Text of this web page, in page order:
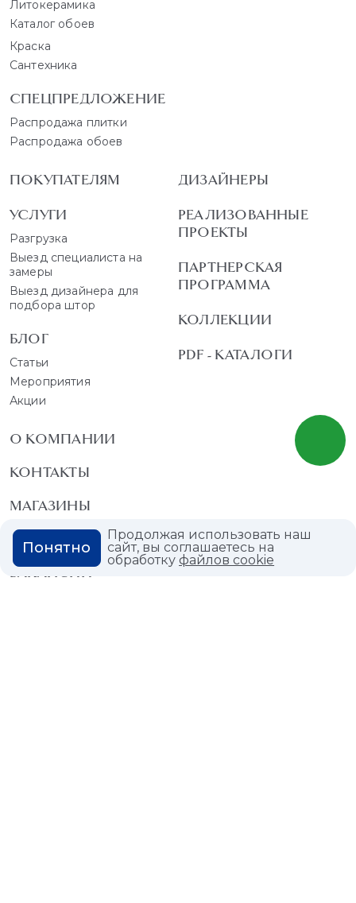
Литокерамика
Каталог обоев
Краска
Сантехника
СПЕЦПРЕДЛОЖЕНИЕ
Распродажа плитки
Распродажа обоев
ПОКУПАТЕЛЯМ
УСЛУГИ
Разгрузка
Выезд специалиста на
замеры
Выезд дизайнера для
подбора штор
БЛОГ
Статьи
Мероприятия
Акции
ДИЗАЙНЕРЫ
РЕАЛИЗОВАННЫЕ
ПРОЕКТЫ
ПАРТНЕРСКАЯ
ПРОГРАММА
КОЛЛЕКЦИИ
PDF - КАТАЛОГИ
О КОМПАНИИ
КОНТАКТЫ
МАГАЗИНЫ
ДИЛЕРАМ
ВАКАНСИИ
Продолжая использовать наш
сайт, вы соглашаетесь на
обработкуфайлов cookie
Понятно